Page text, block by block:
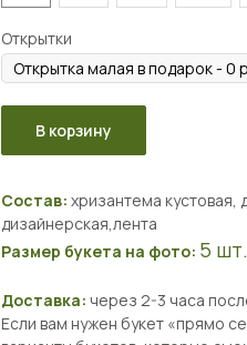
Открытки
В корзину
Состав: хризантема кустовая,
дизайнерская,лента
Размер букета на фото: 5 шт.
Доставка: через 2-3 часа
Если вам нужен букет «прямо